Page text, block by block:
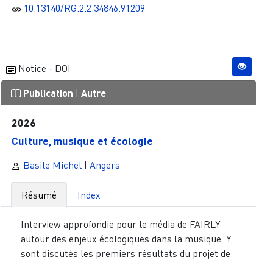
10.13140/RG.2.2.34846.91209
Notice - DOI
Publication Autre
2026
Culture, musique et écologie
Basile Michel | Angers
Résumé Index
Interview approfondie pour le média de FAIRLY
autour des enjeux écologiques dans la musique. Y
sont discutés les premiers résultats du projet de